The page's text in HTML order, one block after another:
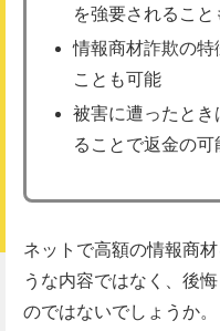
を強要されること
情報商材詐欺の特
ことも可能
被害に遭ったと
ることで返金の可
ネットで高額の情報商
うな内容ではなく、後
のではないでしょうか。